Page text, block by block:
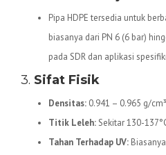
Pipa HDPE tersedia untuk
biasanya dari PN 6 (6 bar)
pada SDR dan aplikasi
3. Sifat Fisik
Densitas: 0.941 – 0.965 g/
Titik Leleh:Sekitar 130-
Tahan Terhadap UV: